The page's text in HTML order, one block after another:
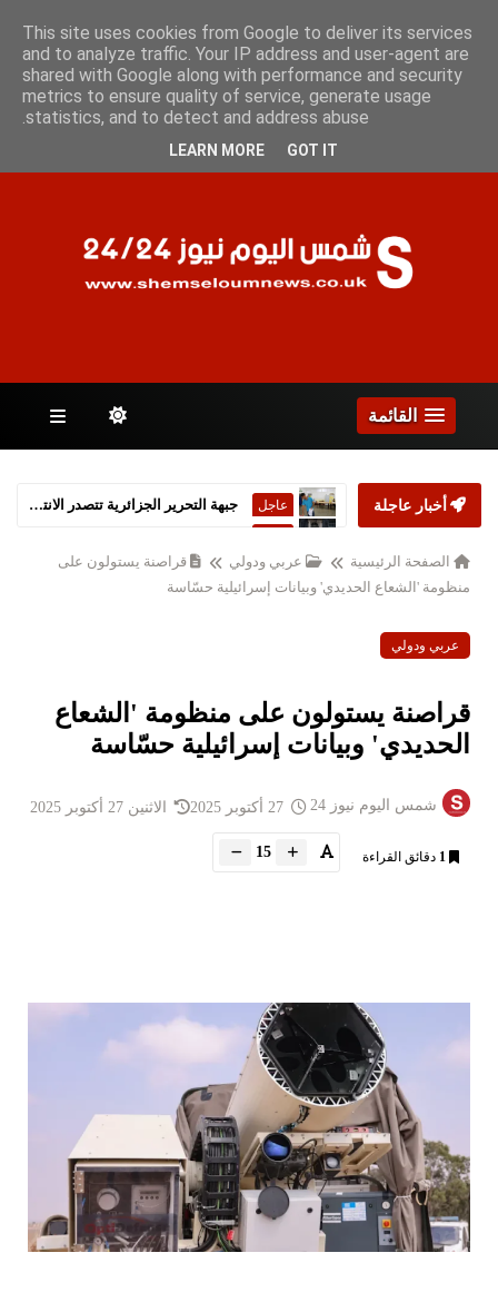
السبت 8 أغسطس 2026
الصفحات
القائمة
أخبار عاجلة عاجل ستارمر يعلن استقالته من رئاسة الحكومة البريطانية
الصفحة الرئيسية عربي ودولي
قراصنة يستولون على
منظومة 'الشعاع الحديدي' وبيانات إسرائيلية حسّاسة
عربي ودولي
قراصنة يستولون على منظومة 'الشعاع
الحديدي' وبيانات إسرائيلية حسّاسة
شمس اليوم نيوز 24 الاثنين 27 أكتوبر 2025
1 دقائق القراءة 15
This site uses cookies from Google to deliver its services
and to analyze traffic. Your IP address and user-agent are
shared with Google along with performance and security
metrics to ensure quality of service, generate usage
statistics, and to detect and address abuse.
LEARN MORE GOT IT